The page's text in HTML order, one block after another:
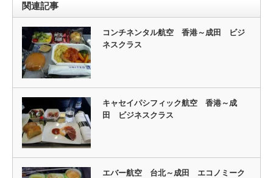
関連記事
コンチネンタル航空 香港～成田 ビジ
ネスクラス
キャセイパシフィック航空 香港～成
田 ビジネスクラス
エバー航空 台北～成田 エコノミーク